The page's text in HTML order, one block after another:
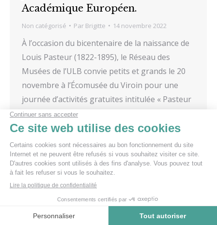
Académique Européen.
Non catégorisé Par Brigitte 14 novembre 2022
À l’occasion du bicentenaire de la naissance de
Louis Pasteur (1822-1895), le Réseau des
Musées de l’ULB convie petits et grands le 20
novembre à l’Écomusée du Viroin pour une
journée d’activités gratuites intitulée « Pasteur
au microscope. Des arts aux sciences ». De la
dissymétrie des molécules à la polarisation, de
la cristallographie à la…
Menu du bas